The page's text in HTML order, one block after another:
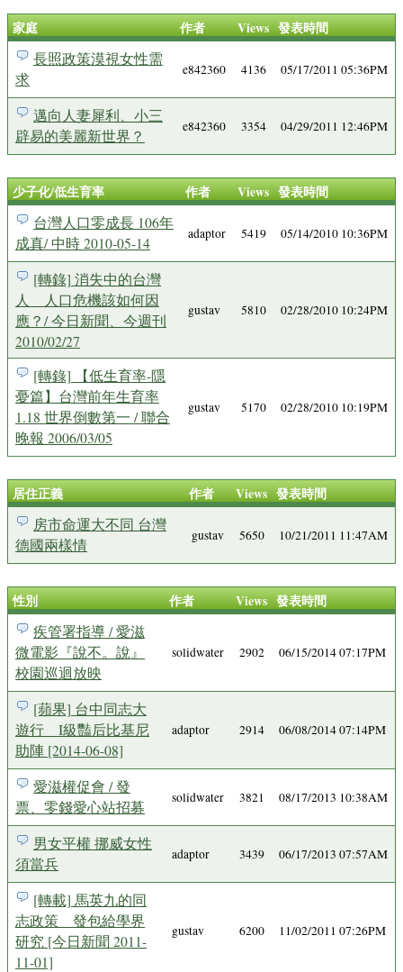
家庭 作者 Views 發表時間
長照政策漠視女性需
求
e842360 4136 05/17/2011 05:36PM
邁向人妻犀利、小三
辟易的美麗新世界？
e842360 3354 04/29/2011 12:46PM
少子化/低生育率 作者 Views 發表時間
台灣人口零成長 106年
成真/ 中時 2010-05-14
adaptor 5419 05/14/2010 10:36PM
[轉錄] 消失中的台灣
人 人口危機該如何因
應？/ 今日新聞、今週刊
2010/02/27
gustav 5810 02/28/2010 10:24PM
[轉錄] 【低生育率-隱
憂篇】台灣前年生育率
1.18 世界倒數第一 / 聯合
晚報 2006/03/05
gustav 5170 02/28/2010 10:19PM
居住正義 作者 Views 發表時間
房市命運大不同 台灣
德國兩樣情
gustav 5650 10/21/2011 11:47AM
性別 作者 Views 發表時間
疾管署指導 / 愛滋
微電影『說不。說』
校園巡迴放映
solidwater 2902 06/15/2014 07:17PM
[蘋果] 台中同志大
遊行 I級豔后比基尼
助陣 [2014-06-08]
adaptor 2914 06/08/2014 07:14PM
愛滋權促會 / 發
票、零錢愛心站招募
solidwater 3821 08/17/2013 10:38AM
男女平權 挪威女性
須當兵
adaptor 3439 06/17/2013 07:57AM
[轉載] 馬英九的同
志政策 發包給學界
研究 [今日新聞 2011-
11-01]
gustav 6200 11/02/2011 07:26PM